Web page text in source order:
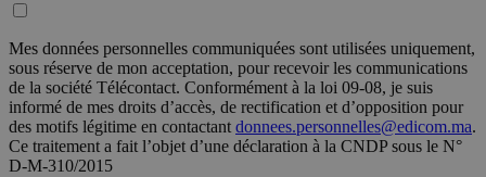
Mes données personnelles communiquées sont utilisées uniquement,
sous réserve de mon acceptation, pour recevoir les communications
de la société Télécontact. Conformément à la loi 09-08, je suis
informé de mes droits d’accès, de rectification et d’opposition pour
des motifs légitime en contactant donnees.personnelles@edicom.ma.
Ce traitement a fait l’objet d’une déclaration à la CNDP sous le N°
D-M-310/2015